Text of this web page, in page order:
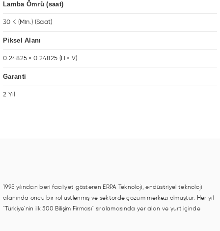
Lamba Ömrü (saat)
30 K (Min.) (Saat)
Piksel Alanı
0.24825 × 0.24825 (H × V)
Garanti
2 Yıl
1995 yılından beri faaliyet gösteren ERPA Teknoloji, endüstriyel teknoloji
alanında öncü bir rol üstlenmiş ve sektörde çözüm merkezi olmuştur. Her yıl
"Türkiye'nin ilk 500 Bilişim Firması" sıralamasında yer alan ve yurt içinde